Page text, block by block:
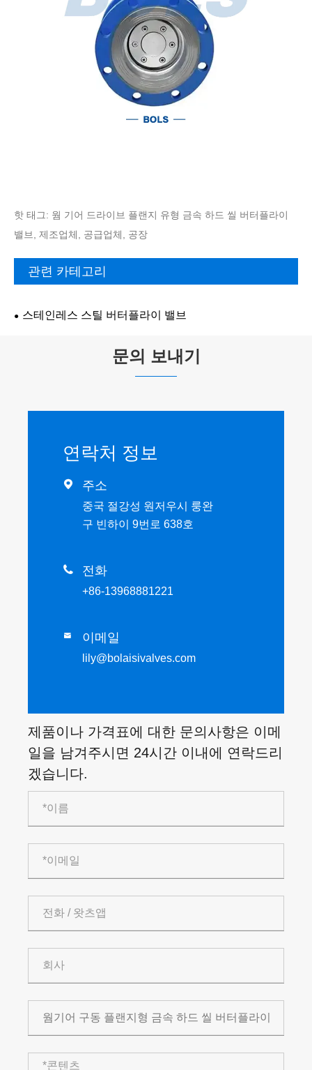
핫 태그: 웜 기어 드라이브 플랜지 유형 금속 하드 씰 버터플라이
밸브, 제조업체, 공급업체, 공장
관련 카테고리
스테인레스 스틸 버터플라이 밸브
문의 보내기
연락처 정보
 주소
중국 절강성 원저우시 룽완
구 빈하이 9번로 638호
 전화
+86-13968881221
 이메일
lily@bolaisivalves.com
제품이나 가격표에 대한 문의사항은 이메
일을 남겨주시면 24시간 이내에 연락드리
겠습니다.